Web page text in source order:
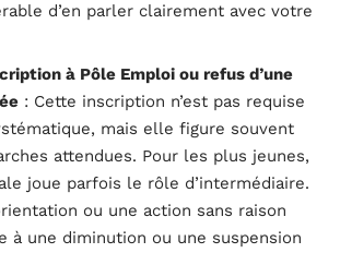
d’en parler clairement avec votre
à Pôle Emploi ou refus d’une
: Cette inscription n’est pas requise
mais elle figure souvent
attendues. Pour les plus jeunes,
joue parfois le rôle d’intermédiaire.
ou une action sans raison
à une diminution ou une suspension